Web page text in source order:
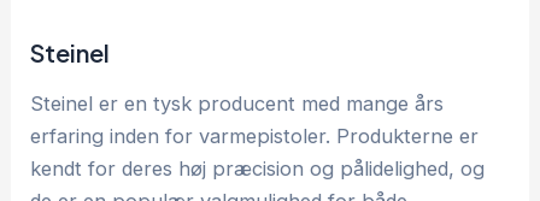
Steinel
Steinel er en tysk producent med mange års
erfaring inden for varmepistoler. Produkterne er
kendt for deres høj præcision og pålidelighed, og